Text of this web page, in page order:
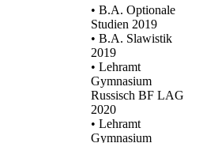
• B.A. Optionale
Studien 2019
• B.A. Slawistik
2019
• Lehramt
Gymnasium
Russisch BF LAG
2020
• Lehramt
Gymnasium